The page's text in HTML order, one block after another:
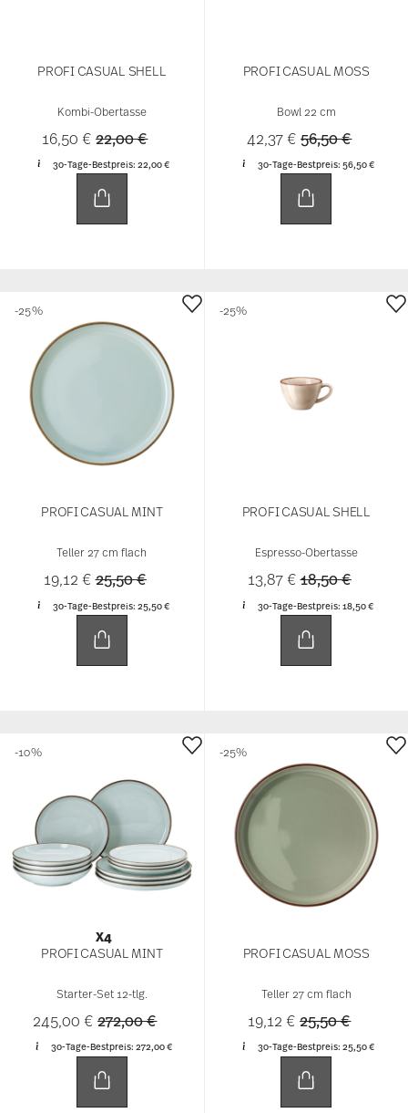
PROFI CASUAL SHELL
Kombi-Obertasse
16,50 €Price reduced from
22,00 €to
30-Tage-Bestpreis:22,00 €
PROFI CASUAL MOSS
Bowl 22 cm
42,37 €Price reduced
56,50 €to
30-Tage-Bestpreis: 56,50 €
PROFI CASUAL MINT
Teller 27 cm flach
19,12 €Price reduced from
25,50 €to
30-Tage-Bestpreis:25,50 €
-25%
PROFI CASUAL SHELL
Espresso-Obertasse
13,87 €Price reduced
18,50 €to
30-Tage-Bestpreis:18,50 €
-25%
X4
PROFI CASUAL MINT
Starter-Set 12-tlg.
245,00 €Price reduced from
272,00 €to
30-Tage-Bestpreis: 272,00 €
-10%
PROFI CASUAL MOSS
Teller 27 cm flach
19,12 €Price reduced
25,50 €to
30-Tage-Bestpreis: 25,50 €
-25%